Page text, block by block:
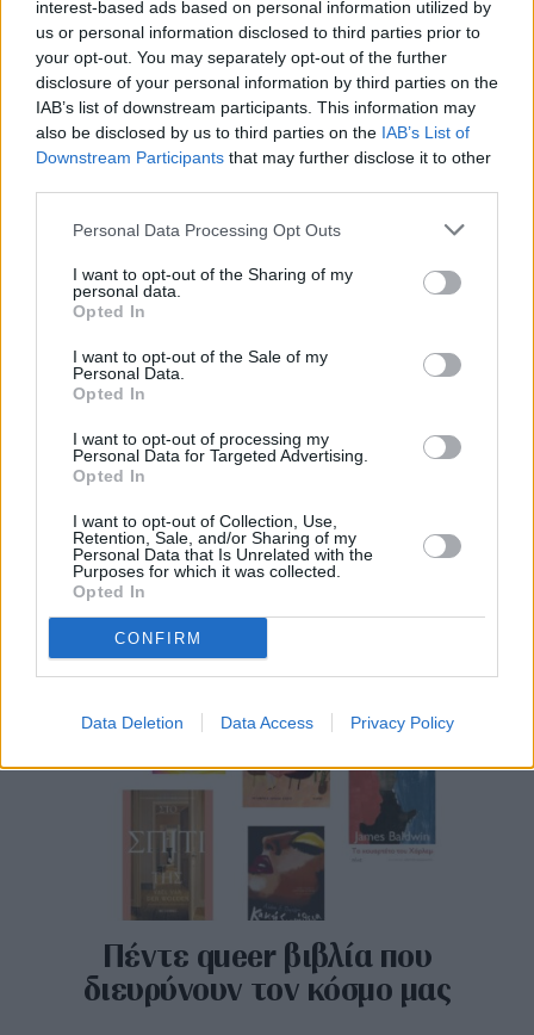
interest-based ads based on personal information utilized by
us or personal information disclosed to third parties prior to
your opt-out. You may separately opt-out of the further
disclosure of your personal information by third parties on the
IAB’s list of downstream participants. This information may
also be disclosed by us to third parties on the IAB’s List of
Downstream Participants that may further disclose it to other
Personal Data Processing Opt Outs
I want to opt-out of the Sharing of my
personal data.
Opted In
I want to opt-out of the Sale of my
Personal Data.
Opted In
I want to opt-out of processing my
Personal Data for Targeted Advertising.
Opted In
I want to opt-out of Collection, Use,
Retention, Sale, and/or Sharing of my
Personal Data that Is Unrelated with the
Purposes for which it was collected.
Opted In
CONFIRM
Data Deletion Data Access Privacy Policy
Στο Marie Claire Αυγούστου που
κυκλοφορεί την Κυριακή με το
ΘΕΜΑ
μυθιστορήματα για την «καρδιά»
των ΗΠΑ
Πέντε queer βιβλία που
διευρύνουν τον κόσμο μας